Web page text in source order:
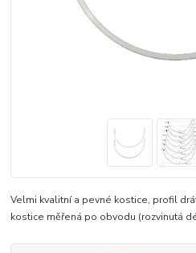
Velmi kvalitní a pevné kostice, profil
kostice měřená po obvodu (rozvinutá